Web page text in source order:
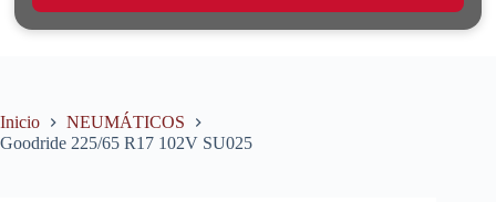
Inicio
NEUMÁTICOS
Goodride 225/65 R17 102V SU025